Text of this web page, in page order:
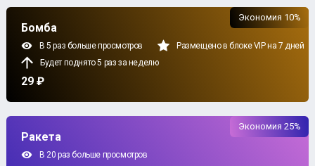
Бомба
В 5 раз больше просмотров
Размещено в блоке VIP на 7 дней
Будет поднято 5 раз за неделю
29 ₽
Экономия 10%
Ракета
В 20 раз больше просмотров
Экономия 25%